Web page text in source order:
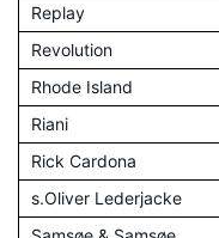
Replay
Revolution
Rhode Island
Riani
Rick Cardona
s.Oliver Lederjacke